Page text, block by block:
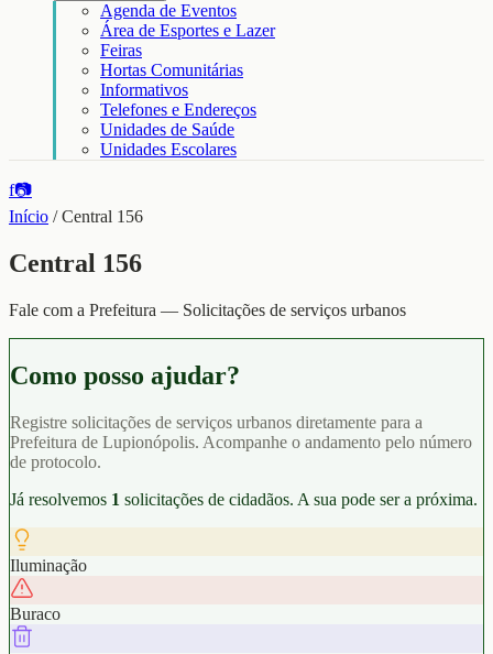
Agenda de Eventos
Área de Esportes e Lazer
Feiras
Hortas Comunitárias
Informativos
Telefones e Endereços
Unidades de Saúde
Unidades Escolares
f📷
Início /Central 156
Central 156
Fale com a Prefeitura — Solicitações de serviços urbanos
Como posso ajudar?
Registre solicitações de serviços urbanos diretamente para a
Prefeitura de Lupionópolis. Acompanhe o andamento pelo número
de protocolo.
Já resolvemos 1 solicitações de cidadãos. A sua pode ser a próxima.
Iluminação
Buraco